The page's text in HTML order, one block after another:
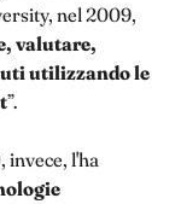
nel 2009,
valutare,
utilizzando le
”.
invece, l'ha